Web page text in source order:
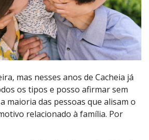
mas nesses anos de Cacheia já
os tipos e posso afirmar sem
maioria das pessoas que alisam o
relacionado à família. Por